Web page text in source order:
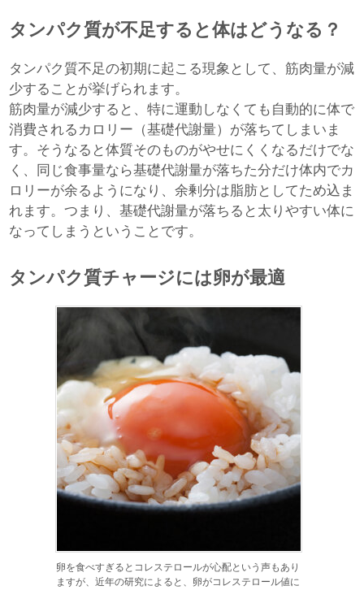
タンパク質が不足すると体はどうなる？
タンパク質不足の初期に起こる現象として、筋肉量が減
少することが挙げられます。
筋肉量が減少すると、特に運動しなくても自動的に体で
消費されるカロリー（基礎代謝量）が落ちてしまいま
す。そうなると体質そのものがやせにくくなるだけでな
く、同じ食事量なら基礎代謝量が落ちた分だけ体内でカ
ロリーが余るようになり、余剰分は脂肪としてため込ま
れます。つまり、基礎代謝量が落ちると太りやすい体に
なってしまうということです。
タンパク質チャージには卵が最適
卵を食べすぎるとコレステロールが心配という声もあり
ますが、近年の研究によると、卵がコレステロール値に